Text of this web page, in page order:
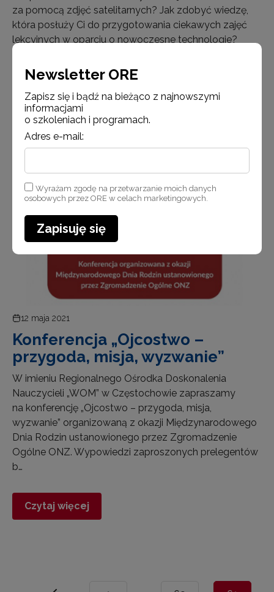
za pomocą zdjęć satelitarnych? Jak zdobyć wiedzę,
która posłuży Ci do przygotowania ciekawych zajęć
lekcyjnych w oparciu o nowoczesne technologie?
do wart…
Czytaj więcej
12 maja 2021
Konferencja „Ojcostwo –
przygoda, misja, wyzwanie”
W imieniu Regionalnego Ośrodka Doskonalenia
Nauczycieli „WOM” w Częstochowie zapraszamy
na konferencję „Ojcostwo – przygoda, misja,
wyzwanie” organizowaną z okazji Międzynarodowego
Dnia Rodzin ustanowionego przez Zgromadzenie
Ogólne ONZ. Wypowiedzi zaproszonych prelegentów
b…
Czytaj więcej
Newsletter ORE
Zapisz się i bądź na bieżąco z najnowszymi
informacjami
o szkoleniach i programach.
Adres e-mail:
Wyrażam zgodę na przetwarzanie moich danych
osobowych przez ORE w celach marketingowych.
Zapisuję się